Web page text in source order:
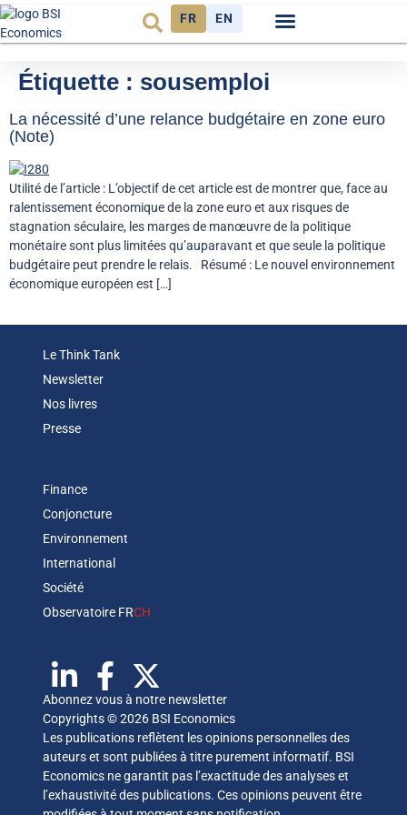
FR EN
Étiquette : sousemploi
La nécessité d’une relance budgétaire en zone euro
(Note)
Utilité de l’article : L’objectif de cet article est de montrer que, face au
ralentissement économique de la zone euro et aux risques de
stagnation séculaire, les marges de manœuvre de la politique
monétaire sont plus limitées qu’auparavant et que seule la politique
budgétaire peut prendre le relais. Résumé : Le nouvel environnement
économique européen est […]
Le Think Tank
Newsletter
Nos livres
Presse
Finance
Conjoncture
Environnement
International
Société
Observatoire FRCH
Abonnez vous à notre newsletter
Copyrights © 2026 BSI Economics
Les publications reflètent les opinions personnelles des
auteurs et sont publiées à titre purement informatif. BSI
Economics ne garantit pas l’exactitude des analyses et
l’exhaustivité des publications. Ces opinions peuvent être